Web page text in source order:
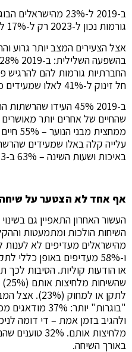
ב-2019 ל-23%
גורמות נכון ל-2023 רק ל-17% לתחושה חיובית.
אצל הצעירים המצב יותר גרוע
חל זינוק ל-41% לאלו שמעידים כך.
ב-2019 45% העידו
עלייה קלה באלו שמעידים
באיכות ושעות השינה – 63% ב-2023 מול 58% ב-2019
אף אחד לא הצטער על
העשור האחרון התאפיין גם
מהישראלים מעדיפים לא לענות
ו-58% מעדיפים באופן
או הודעות קוליות. הסיבות לכך
"בוגרות" יותר:
ולהגיב בזמן אמת – די דומה
מלחיצות
באורך השיחה.